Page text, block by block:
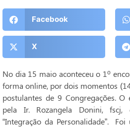
Facebook
X
No dia 15 maio aconteceu o 1º
forma online, por dois momentos
postulantes de 9 Congregações. O
pela Ir. Rozangela Donini,
“Integração da Personalidade”.